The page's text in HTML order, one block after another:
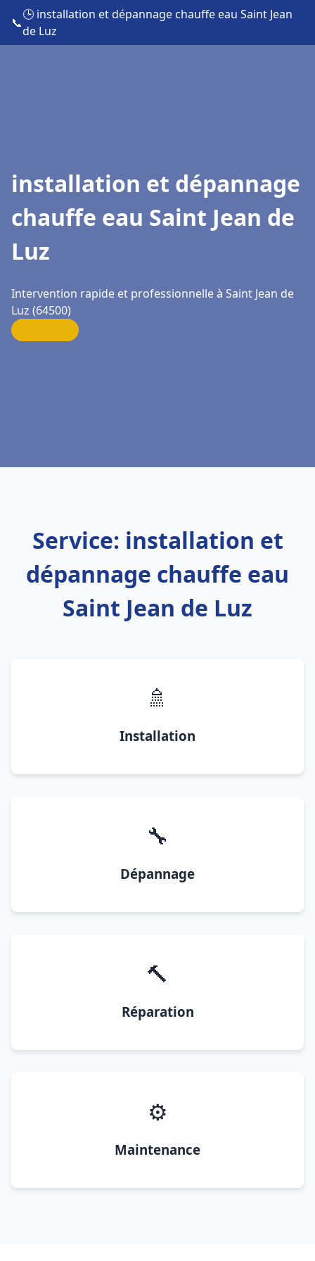
📞
🕒 installation et dépannage chauffe eau Saint Jean
de Luz
installation et dépannage
chauffe eau Saint Jean de
Luz
Intervention rapide et professionnelle à Saint Jean de
Luz (64500)
Service: installation et
dépannage chauffe eau
Saint Jean de Luz
🚿
Installation
🔧
Dépannage
🔨
Réparation
⚙️
Maintenance